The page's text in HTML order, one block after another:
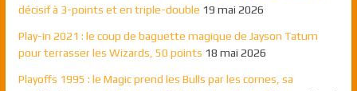
décisif à 3-points et en triple-double 19 mai 2026
Play-in 2021 : le coup de baguette magique de Jayson Tatum
pour terrasser les Wizards, 50 points 18 mai 2026
Playoffs 1995 : le Magic prend les Bulls par les cornes, sa